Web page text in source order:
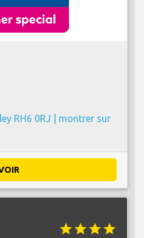
RH6 0RJ | montrer sur
starstarstarstar